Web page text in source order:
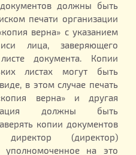
должны быть
печати организации
верна» с указанием
лица, заверяющего
документа. Копии
листах могут быть
в этом случае печать
верна» и другая
должны быть
копии документов
(директор)
на это